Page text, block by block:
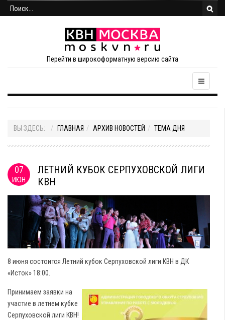
Перейти в широкоформатную версию сайта
ВЫ ЗДЕСЬ: ГЛАВНАЯ АРХИВ НОВОСТЕЙ ТЕМА ДНЯ
07
ИЮН
ЛЕТНИЙ КУБОК СЕРПУХОВСКОЙ ЛИГИ
КВН
8 июня состоится Летний кубок Серпуховской лиги КВН в ДК
«Исток» 18:00.
Принимаем заявки на
участие в летнем кубке
Серпуховской лиги КВН!